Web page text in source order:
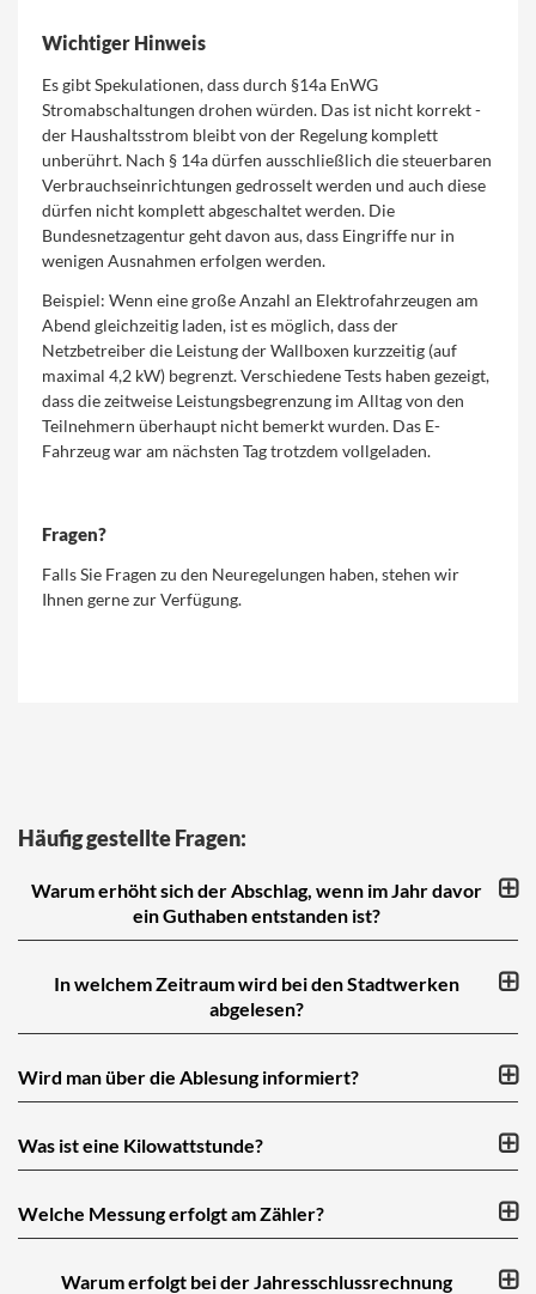
Wichtiger Hinweis
Es gibt Spekulationen, dass durch §14a EnWG
Stromabschaltungen drohen würden. Das ist nicht korrekt -
der Haushaltsstrom bleibt von der Regelung komplett
unberührt. Nach § 14a dürfen ausschließlich die steuerbaren
Verbrauchseinrichtungen gedrosselt werden und auch diese
dürfen nicht komplett abgeschaltet werden. Die
Bundesnetzagentur geht davon aus, dass Eingriffe nur in
wenigen Ausnahmen erfolgen werden.
Beispiel: Wenn eine große Anzahl an Elektrofahrzeugen am
Abend gleichzeitig laden, ist es möglich, dass der
Netzbetreiber die Leistung der Wallboxen kurzzeitig (auf
maximal 4,2 kW) begrenzt. Verschiedene Tests haben gezeigt,
dass die zeitweise Leistungsbegrenzung im Alltag von den
Teilnehmern überhaupt nicht bemerkt wurden. Das E-
Fahrzeug war am nächsten Tag trotzdem vollgeladen.
Fragen?
Falls Sie Fragen zu den Neuregelungen haben, stehen wir
Ihnen gerne zur Verfügung.
Häufig gestellte Fragen:
Warum erhöht sich der Abschlag, wenn im Jahr davor
ein Guthaben entstanden ist?
In welchem Zeitraum wird bei den Stadtwerken
abgelesen?
Wird man über die Ablesung informiert?
Was ist eine Kilowattstunde?
Welche Messung erfolgt am Zähler?
Warum erfolgt bei der Jahresschlussrechnung